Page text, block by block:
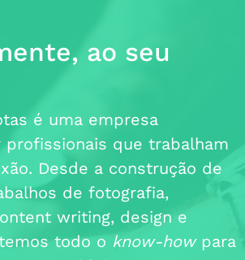
ao seu
é uma empresa
que trabalham
Desde a construção de
de fotografia,
writing, design e
todo o know-howpara